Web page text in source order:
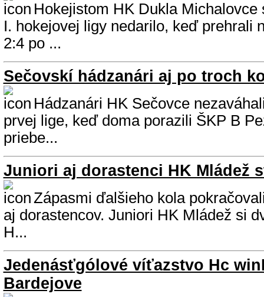
Hokejistom HK Dukla Michalovce
I. hokejovej ligy nedarilo, keď prehrali
2:4 po ...
Sečovskí hádzanári aj po troch
Hádzanári HK Sečovce
prvej lige, keď doma porazili ŠKP B
priebe...
Juniori aj dorastenci HK Mládež
Zápasmi ďalšieho kola
aj dorastencov. Juniori HK Mládež si
H...
Jedenásťgólové víťazstvo Hc
Bardejove